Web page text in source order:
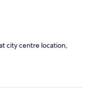
city centre location,